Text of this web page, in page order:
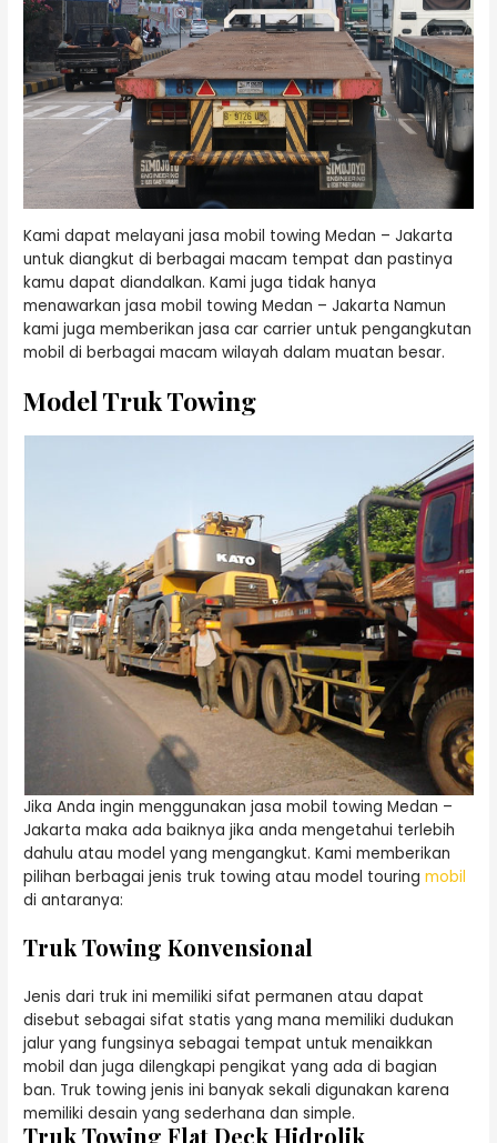
Kami dapat melayani jasa mobil towing Medan – Jakarta
untuk diangkut di berbagai macam tempat dan pastinya
kamu dapat diandalkan. Kami juga tidak hanya
menawarkan jasa mobil towing Medan – Jakarta Namun
kami juga memberikan jasa car carrier untuk pengangkutan
mobil di berbagai macam wilayah dalam muatan besar.
Model Truk Towing
Jika Anda ingin menggunakan jasa mobil towing Medan –
Jakarta maka ada baiknya jika anda mengetahui terlebih
dahulu atau model yang mengangkut. Kami memberikan
pilihan berbagai jenis truk towing atau model touringmobil
di antaranya:
Truk Towing Konvensional
Jenis dari truk ini memiliki sifat permanen atau dapat
disebut sebagai sifat statis yang mana memiliki dudukan
jalur yang fungsinya sebagai tempat untuk menaikkan
mobil dan juga dilengkapi pengikat yang ada di bagian
ban. Truk towing jenis ini banyak sekali digunakan karena
memiliki desain yang sederhana dan simple.
Truk Towing Flat Deck Hidrolik